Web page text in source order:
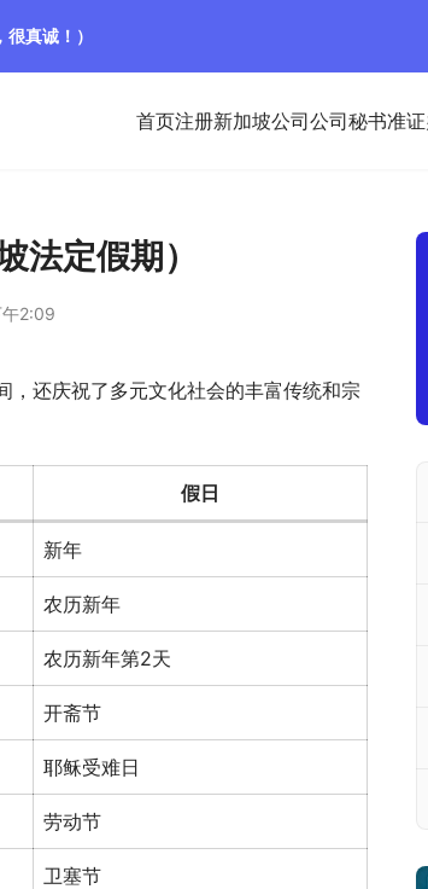
首页注册新加坡公司公司秘书准
法定假期）
2:09
还庆祝了多元文化社会的丰富传统和宗
假日
新年
农历新年
农历新年第2天
开斋节
耶稣受难日
劳动节
卫塞节
真诚！）